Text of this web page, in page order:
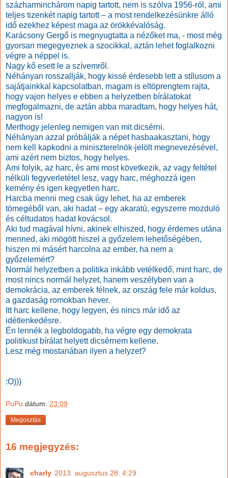
százharminchárom napig tartott, nem is szólva 1956-ról, ami
teljes tizenkét napig tartott – a most rendelkezésünkre álló
idő ezekhez képest maga az örökkévalóság.
Karácsony Gergő is megnyugtatta a nézőket ma, - most még
gyorsan megegyeznek a szocikkal, aztán lehet foglalkozni
végre a néppel is.
Nagy kő esett le a szívemről.
Néhányan rosszallják, hogy kissé érdesebb lett a stílusom a
sajátjainkkal kapcsolatban, magam is eltöprengtem rajta,
hogy vajon helyes e ebben a helyzetben bírálatokat
megfogalmazni, de aztán abba maradtam, hogy helyes hát,
nagyon is!
Merthogy jelenleg nemigen van mit dicsérni.
Néhányan azzal próbálják a népet hasbaakasztani, hogy
nem kell kapkodni a miniszterelnök-jelölt megnevezésével,
ami azért nem biztos, hogy helyes.
Ami folyik, az harc, és ami most következik, az vagy feltétel
nélküli fegyverletétel lesz, vagy harc, méghozzá igen
kemény és igen kegyetlen harc.
Harcba menni meg csak úgy lehet, ha az emberek
tömegéből van, aki hadat – egy akaratú, egyszerre mozduló
és céltudatos hadat kovácsol.
Aki tud magával hívni, akinek elhiszed, hogy érdemes utána
menned, aki mögött hiszel a győzelem lehetőségében,
hiszen mi másért harcolna az ember, ha nem a
győzelemért?
Normál helyzetben a politika inkább vetélkedő, mint harc, de
most nincs normál helyzet, hanem veszélyben van a
demokrácia, az emberek félnek, az ország fele már koldus,
a gazdaság romokban hever.
Itt harc kellene, hogy legyen, és nincs már idő az
idétlenkedésre.
Én lennék a legboldogabb, ha végre egy demokrata
politikust bírálat helyett dicsérnem kellene.
Lesz még mostanában ilyen a helyzet?
:O)))
PuPu dátum: 23:09
Megosztás
16 megjegyzés:
charly 2013. augusztus 28. 4:29